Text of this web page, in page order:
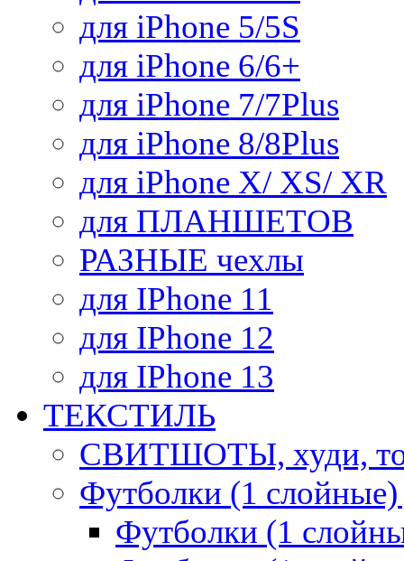
для iPhone 5/5S
для iPhone 6/6+
для iPhone 7/7Plus
для iPhone 8/8Plus
для iPhone X/ XS/ XR
для ПЛАНШЕТОВ
РАЗНЫЕ чехлы
для IPhone 11
для IPhone 12
для IPhone 13
ТЕКСТИЛЬ
СВИТШОТЫ, худи,
Футболки (1
Футболки (1